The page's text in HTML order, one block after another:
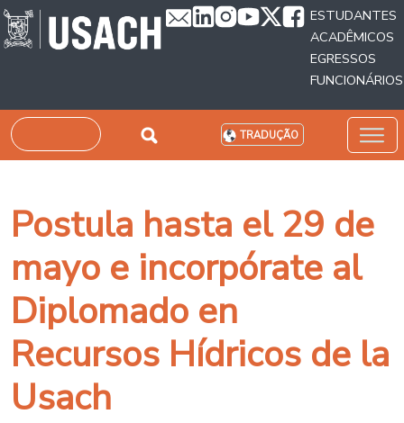
Passar para o conteúdo principal
ESTUDANTES
ACADÊMICOS
EGRESSOS
FUNCIONÁRIOS
Pesquisar TRADUÇÃO
Postula hasta el 29 de
mayo e incorpórate al
Diplomado en
Recursos Hídricos de la
Usach